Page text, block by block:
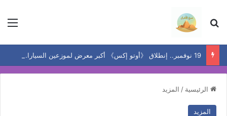
بحث عن
19 نوفمبر.. إنطلاق 《أوتو إكس》 أكبر معرض لموزعين السيارات المعتمدين في مصر
الرئيسية / المزيد
المزيد